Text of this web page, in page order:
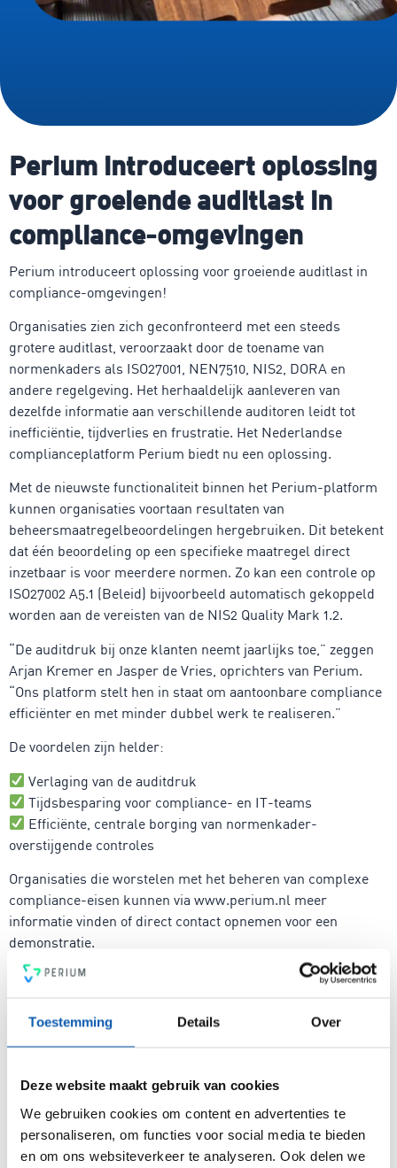
Toestemming Details Over
Deze website maakt gebruik van cookies
We gebruiken cookies om content en advertenties te
personaliseren, om functies voor social media te bieden
en om ons websiteverkeer te analyseren. Ook delen we
Perium introduceert oplossing
voor groeiende auditlast in
compliance-omgevingen
Perium introduceert oplossing voor groeiende auditlast in
compliance-omgevingen!
Organisaties zien zich geconfronteerd met een steeds
grotere auditlast, veroorzaakt door de toename van
normenkaders als ISO27001, NEN7510, NIS2, DORA en
andere regelgeving. Het herhaaldelijk aanleveren van
dezelfde informatie aan verschillende auditoren leidt tot
inefficiëntie, tijdverlies en frustratie. Het Nederlandse
complianceplatform Perium biedt nu een oplossing.
Met de nieuwste functionaliteit binnen het Perium-platform
kunnen organisaties voortaan resultaten van
beheersmaatregelbeoordelingen hergebruiken. Dit betekent
dat één beoordeling op een specifieke maatregel direct
inzetbaar is voor meerdere normen. Zo kan een controle op
ISO27002 A5.1 (Beleid) bijvoorbeeld automatisch gekoppeld
worden aan de vereisten van de NIS2 Quality Mark 1.2.
“De auditdruk bij onze klanten neemt jaarlijks toe,” zeggen
Arjan Kremer en Jasper de Vries, oprichters van Perium.
“Ons platform stelt hen in staat om aantoonbare compliance
efficiënter en met minder dubbel werk te realiseren.”
De voordelen zijn helder:
Verlaging van de auditdruk
Tijdsbesparing voor compliance- en IT-teams
Efficiënte, centrale borging van normenkader-
overstijgende controles
Organisaties die worstelen met het beheren van complexe
compliance-eisen kunnen via www.perium.nl meer
informatie vinden of direct contact opnemen voor een
demonstratie.
Hoe kunnen we je helpen?
Ik heb een vraag
hallo@perium.nl